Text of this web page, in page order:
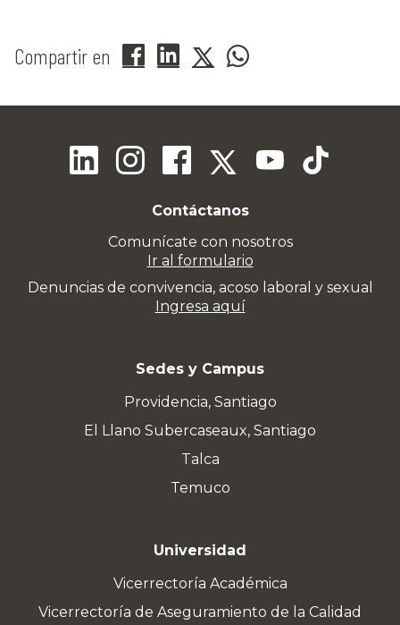
Compartir en
Contáctanos
Comunícate con nosotros
Ir al formulario
Denuncias de convivencia, acoso laboral y sexual
Ingresa aquí
Sedes y Campus
Providencia, Santiago
El Llano Subercaseaux, Santiago
Talca
Temuco
Universidad
Vicerrectoría Académica
Vicerrectoría de Aseguramiento de la Calidad